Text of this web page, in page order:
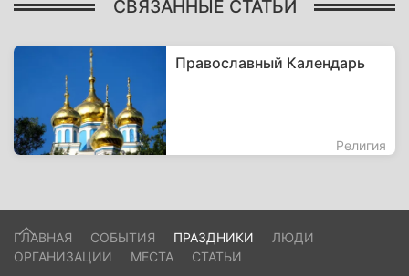
СВЯЗАННЫЕ СТАТЬИ
Православный Календарь
Религия
ГЛАВНАЯ СОБЫТИЯ ПРАЗДНИКИ
ЛЮДИ
ОРГАНИЗАЦИИ
МЕСТА СТАТЬИ